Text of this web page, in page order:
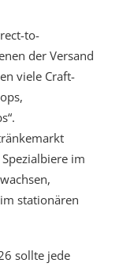
to-
der Versand
viele Craft-
im
stationären
sollte jede